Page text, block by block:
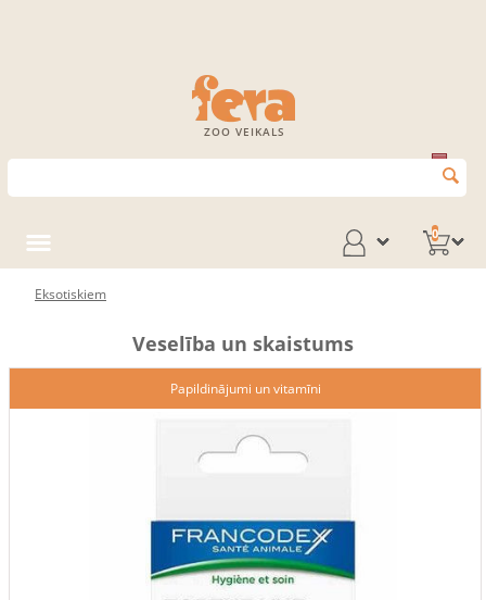
ZOO VEIKALS
0
Eksotiskiem
Veselība un skaistums
Papildinājumi un vitamīni